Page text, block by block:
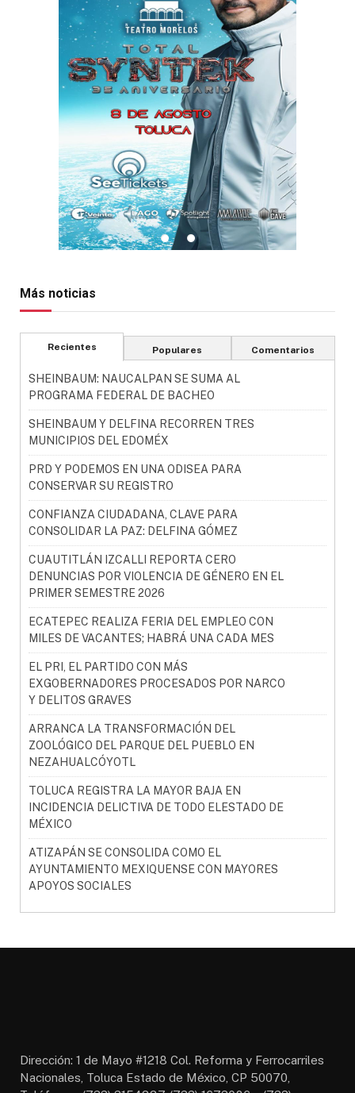
Más noticias
Recientes Populares Comentarios
SHEINBAUM: NAUCALPAN SE SUMA AL
PROGRAMA FEDERAL DE BACHEO
SHEINBAUM Y DELFINA RECORREN TRES
MUNICIPIOS DEL EDOMÉX
PRD Y PODEMOS EN UNA ODISEA PARA
CONSERVAR SU REGISTRO
CONFIANZA CIUDADANA, CLAVE PARA
CONSOLIDAR LA PAZ: DELFINA GÓMEZ
CUAUTITLÁN IZCALLI REPORTA CERO
DENUNCIAS POR VIOLENCIA DE GÉNERO EN EL
PRIMER SEMESTRE 2026
ECATEPEC REALIZA FERIA DEL EMPLEO CON
MILES DE VACANTES; HABRÁ UNA CADA MES
EL PRI, EL PARTIDO CON MÁS
EXGOBERNADORES PROCESADOS POR NARCO
Y DELITOS GRAVES
ARRANCA LA TRANSFORMACIÓN DEL
ZOOLÓGICO DEL PARQUE DEL PUEBLO EN
NEZAHUALCÓYOTL
TOLUCA REGISTRA LA MAYOR BAJA EN
INCIDENCIA DELICTIVA DE TODO ELESTADO DE
MÉXICO
ATIZAPÁN SE CONSOLIDA COMO EL
AYUNTAMIENTO MEXIQUENSE CON MAYORES
APOYOS SOCIALES
Dirección: 1 de Mayo #1218 Col. Reforma y Ferrocarriles
Nacionales, Toluca Estado de México, CP 50070,